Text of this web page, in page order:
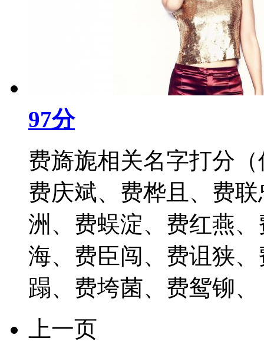
97分
费旖旎相关名字打分
费庆斌、费桦且、费
洲、费蜈淀、费红燕
海、费臣闯、费诅狭
蹋、费垮菌、费鸳铆、
上一页